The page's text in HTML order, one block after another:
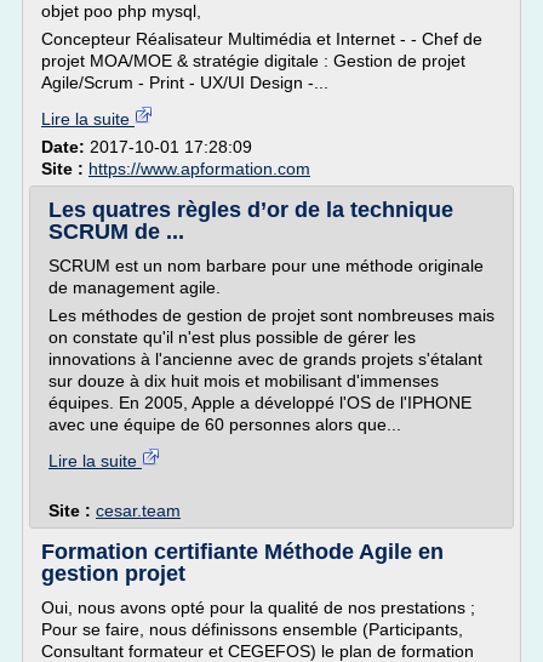
objet poo php mysql,
Concepteur Réalisateur Multimédia et Internet - - Chef de
projet MOA/MOE & stratégie digitale : Gestion de projet
Agile/Scrum - Print - UX/UI Design -...
Lire la suite
Date: 2017-10-01 17:28:09
Site : https://www.apformation.com
Les quatres règles d’or de la technique
SCRUM de ...
SCRUM est un nom barbare pour une méthode originale
de management agile.
Les méthodes de gestion de projet sont nombreuses mais
on constate qu'il n'est plus possible de gérer les
innovations à l'ancienne avec de grands projets s'étalant
sur douze à dix huit mois et mobilisant d'immenses
équipes. En 2005, Apple a développé l'OS de l'IPHONE
avec une équipe de 60 personnes alors que...
Lire la suite
Site : cesar.team
Formation certifiante Méthode Agile en
gestion projet
Oui, nous avons opté pour la qualité de nos prestations ;
Pour se faire, nous définissons ensemble (Participants,
Consultant formateur et CEGEFOS) le plan de formation